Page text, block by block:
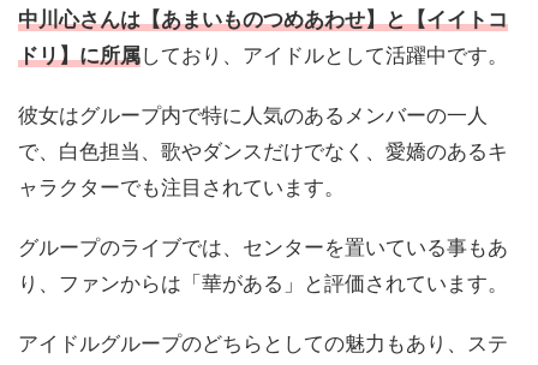
中川心さんは【あまいものつめあわせ】と【イイトコ
ドリ】に所属しており、アイドルとして活躍中です。
彼女はグループ内で特に人気のあるメンバーの一人
で、白色担当、歌やダンスだけでなく、愛嬌のあるキ
ャラクターでも注目されています。
グループのライブでは、センターを置いている事もあ
り、ファンからは「華がある」と評価されています。
アイドルグループのどちらとしての魅力もあり、ステ